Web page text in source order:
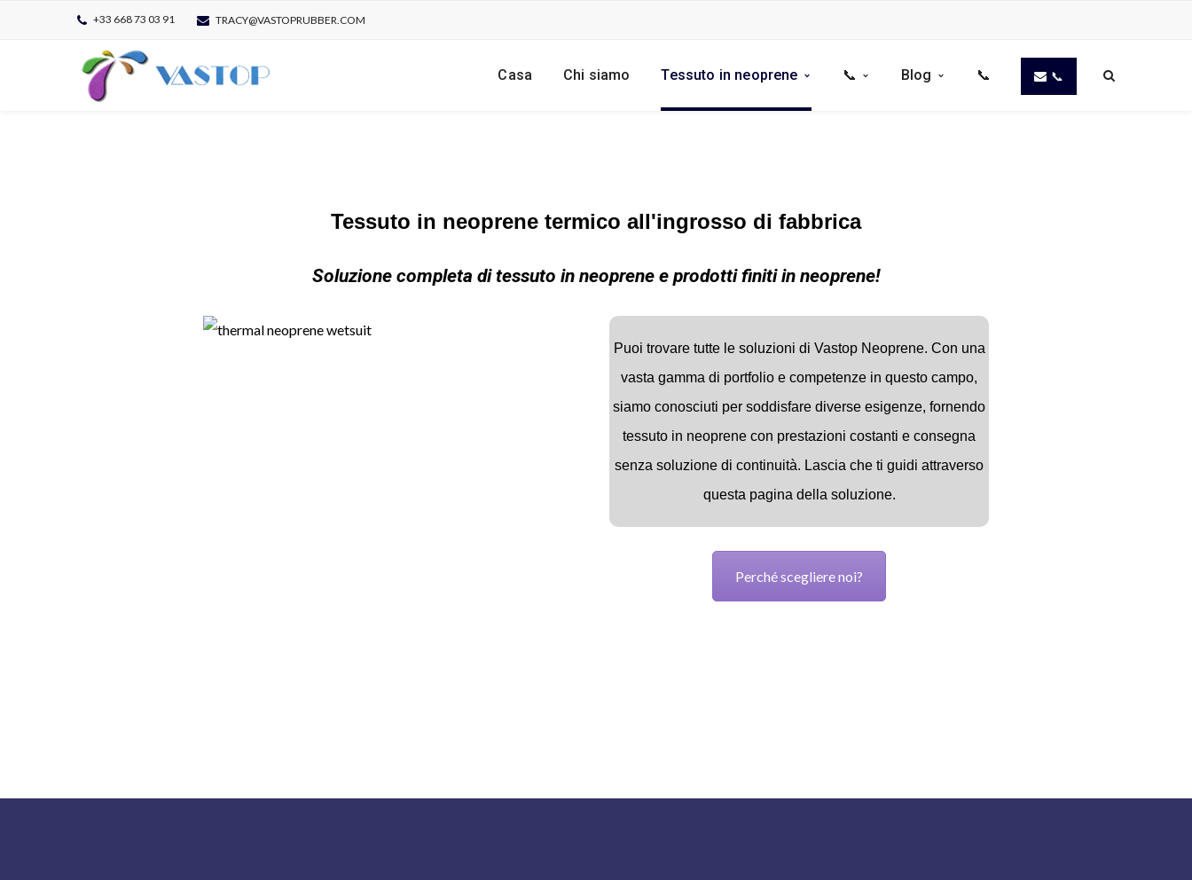
+33 668 73 03 91 TRACY@VASTOPRUBBER.COM
Casa Chi siamo Tessuto in neoprene 📞 Blog 📞 📞
Tessuto in neoprene termico all'ingrosso di fabbrica
Soluzione completa di tessuto in neoprene e prodotti finiti in neoprene!
Puoi trovare tutte le soluzioni di Vastop Neoprene. Con una
vasta gamma di portfolio e competenze in questo campo,
siamo conosciuti per soddisfare diverse esigenze, fornendo
tessuto in neoprene con prestazioni costanti e consegna
senza soluzione di continuità. Lascia che ti guidi attraverso
questa pagina della soluzione.
Perché scegliere noi?